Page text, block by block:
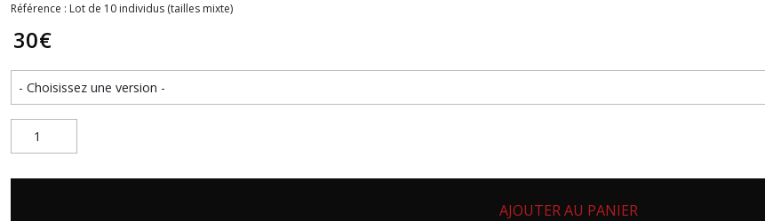
Référence : Lot de 10 individus (tailles mixte)
30€
AJOUTER AU PANIER